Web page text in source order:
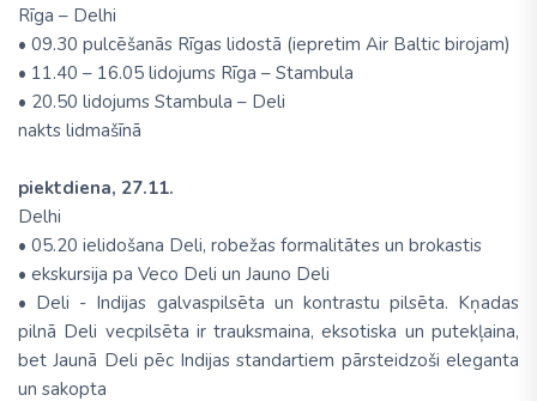
Rīga – Delhi
• 09.30 pulcēšanās Rīgas lidostā (iepretim Air Baltic birojam)
• 11.40 – 16.05 lidojums Rīga – Stambula
• 20.50 lidojums Stambula – Deli
nakts lidmašīnā
piektdiena, 27.11.
Delhi
• 05.20 ielidošana Deli, robežas formalitātes un brokastis
• ekskursija pa Veco Deli un Jauno Deli
• Deli - Indijas galvaspilsēta un kontrastu pilsēta. Kņadas
pilnā Deli vecpilsēta ir trauksmaina, eksotiska un putekļaina,
bet Jaunā Deli pēc Indijas standartiem pārsteidzoši eleganta
un sakopta